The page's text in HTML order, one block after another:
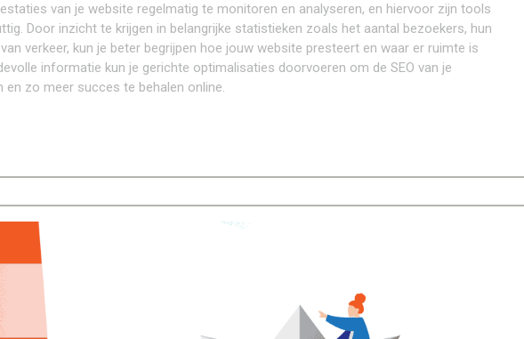
van je website regelmatig te monitoren en analyseren, en hiervoor zijn tools
Door inzicht te krijgen in belangrijke statistieken zoals het aantal bezoekers, hun
verkeer, kun je beter begrijpen hoe jouw website presteert en waar er ruimte is
informatie kun je gerichte optimalisaties doorvoeren om de SEO van je
zo meer succes te behalen online.